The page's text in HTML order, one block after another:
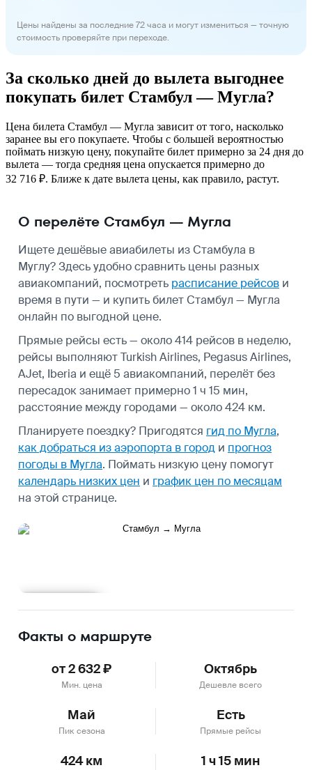
Цены найдены за последние 72 часа и могут измениться — точную
стоимость проверяйте при переходе.
За сколько дней до вылета выгоднее
покупать билет Стамбул — Мугла?
Цена билета Стамбул — Мугла зависит от того, насколько
заранее вы его покупаете. Чтобы с большей вероятностью
поймать низкую цену, покупайте билет примерно за 24 дня до
вылета — тогда средняя цена опускается примерно до
32 716 ₽. Ближе к дате вылета цены, как правило, растут.
О перелёте Стамбул — Мугла
Ищете дешёвые авиабилеты из Стамбула в
Муглу? Здесь удобно сравнить цены разных
авиакомпаний, посмотреть расписание рейсов и
время в пути — и купить билет Стамбул — Мугла
онлайн по выгодной цене.
Прямые рейсы есть — около 414 рейсов в неделю,
рейсы выполняют Turkish Airlines, Pegasus Airlines,
AJet, Iberia и ещё 5 авиакомпаний, перелёт без
пересадок занимает примерно 1 ч 15 мин,
расстояние между городами — около 424 км.
Планируете поездку? Пригодятся гид по Мугла,
как добраться из аэропорта в город и прогноз
погоды в Мугла. Поймать низкую цену помогут
календарь низких цен и график цен по месяцам
на этой странице.
Факты о маршруте
от 2 632 ₽
Мин. цена
Октябрь
Дешевле всего
Май
Пик сезона
Есть
Прямые рейсы
424 км 1 ч 15 мин